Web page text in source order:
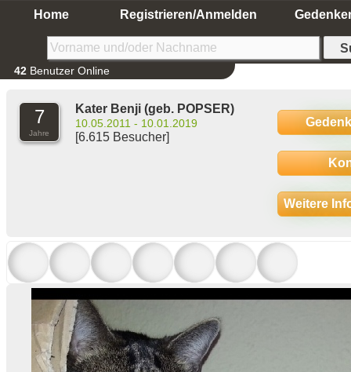
Home Registrieren/Anmelden
42 Benutzer Online
7
Jahre
Kater Benji (geb. POPSER)
10.05.2011 - 10.01.2019
[6.615 Besucher]
Weitere